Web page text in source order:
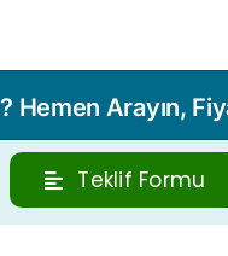
Hemen Arayın,
Teklif Formu